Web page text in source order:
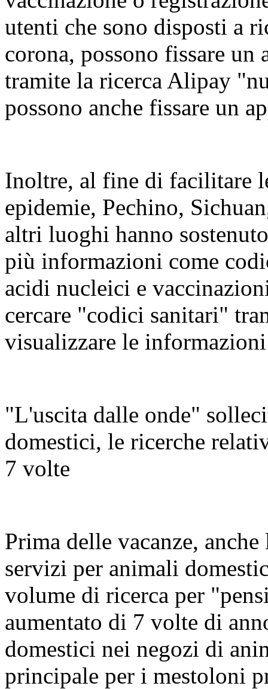
utenti che sono disposti a
corona, possono fissare un
tramite la ricerca Alipay
possono anche fissare un
Inoltre, al fine di facilitare
epidemie, Pechino,
altri luoghi hanno
più informazioni come
acidi nucleici e
cercare "codici sanitari"
visualizzare le
"L'uscita dalle onde"
domestici, le ricerche
7 volte
Prima delle vacanze,
servizi per animali
volume di ricerca per
aumentato di 7 volte di
domestici nei negozi di
principale per i mestoloni